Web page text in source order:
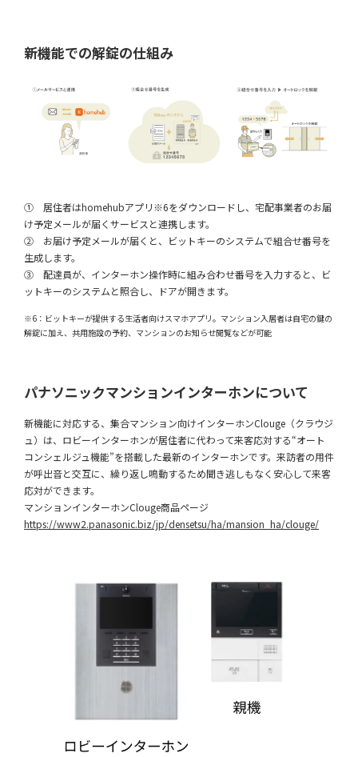
新機能での解錠の仕組み
① 居住者はhomehubアプリ※6をダウンロードし、宅配事業者のお届
け予定メールが届くサービスと連携します。
② お届け予定メールが届くと、ビットキーのシステムで組合せ番号を
生成します。
③ 配達員が、インターホン操作時に組み合わせ番号を入力すると、ビ
ットキーのシステムと照合し、ドアが開きます。
※6：ビットキーが提供する生活者向けスマホアプリ。マンション入居者は自宅の鍵の
解錠に加え、共用施設の予約、マンションのお知らせ閲覧などが可能
パナソニックマンションインターホンについて
新機能に対応する、集合マンション向けインターホンClouge（クラウジ
ュ）は、ロビーインターホンが居住者に代わって来客応対する“オート
コンシェルジュ機能”を搭載した最新のインターホンです。来訪者の用件
が呼出音と交互に、繰り返し鳴動するため聞き逃しもなく安心して来客
応対ができます。
マンションインターホンClouge商品ページ
https://www2.panasonic.biz/jp/densetsu/ha/mansion_ha/clouge/